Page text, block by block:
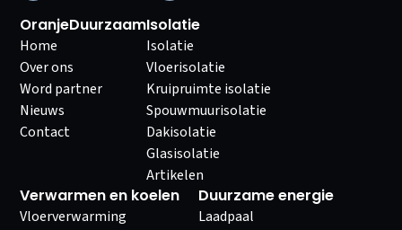
OranjeDuurzaam
Home
Over ons
Word partner
Nieuws
Contact
Isolatie
Isolatie
Vloerisolatie
Kruipruimte isolatie
Spouwmuurisolatie
Dakisolatie
Glasisolatie
Artikelen
Verwarmen en koelen
Vloerverwarming
Duurzame energie
Laadpaal